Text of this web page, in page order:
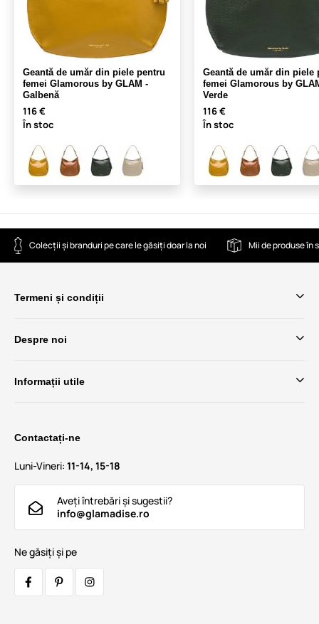
Geantă de umăr din piele pentru
femei Glamorous by GLAM -
Galbenă
116 €
În stoc
Geantă de umăr din piele
femei Glamorous by
Verde
116 €
În stoc
Colecții și branduri pe care le găsiți doar la noi Mii de produse în
Termeni și condiții
Despre noi
Informații utile
Contactați-ne
Luni-Vineri: 11-14, 15-18
Aveți întrebări și sugestii?
info@glamadise.ro
Ne găsiți și pe